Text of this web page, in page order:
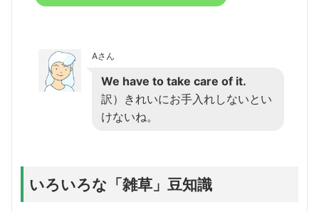
Aさん
We have to take care of it.
訳）きれいにお手入れしないとい
けないね。
いろいろな「雑草」豆知識